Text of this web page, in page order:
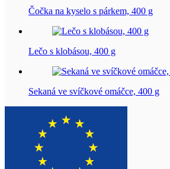
Čočka na kyselo s párkem, 400 g
Lečo s klobásou, 400 g
Sekaná ve svíčkové omáčce, 400 g